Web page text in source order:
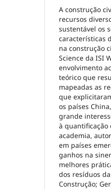
A construção
recursos
sustentável os
características
na construção
Science da ISI
envolvimento
teórico que
mapeadas as
que
os países
grande
à quantificação
academia,
em países
ganhos na
melhores
dos resíduos da
Construção;